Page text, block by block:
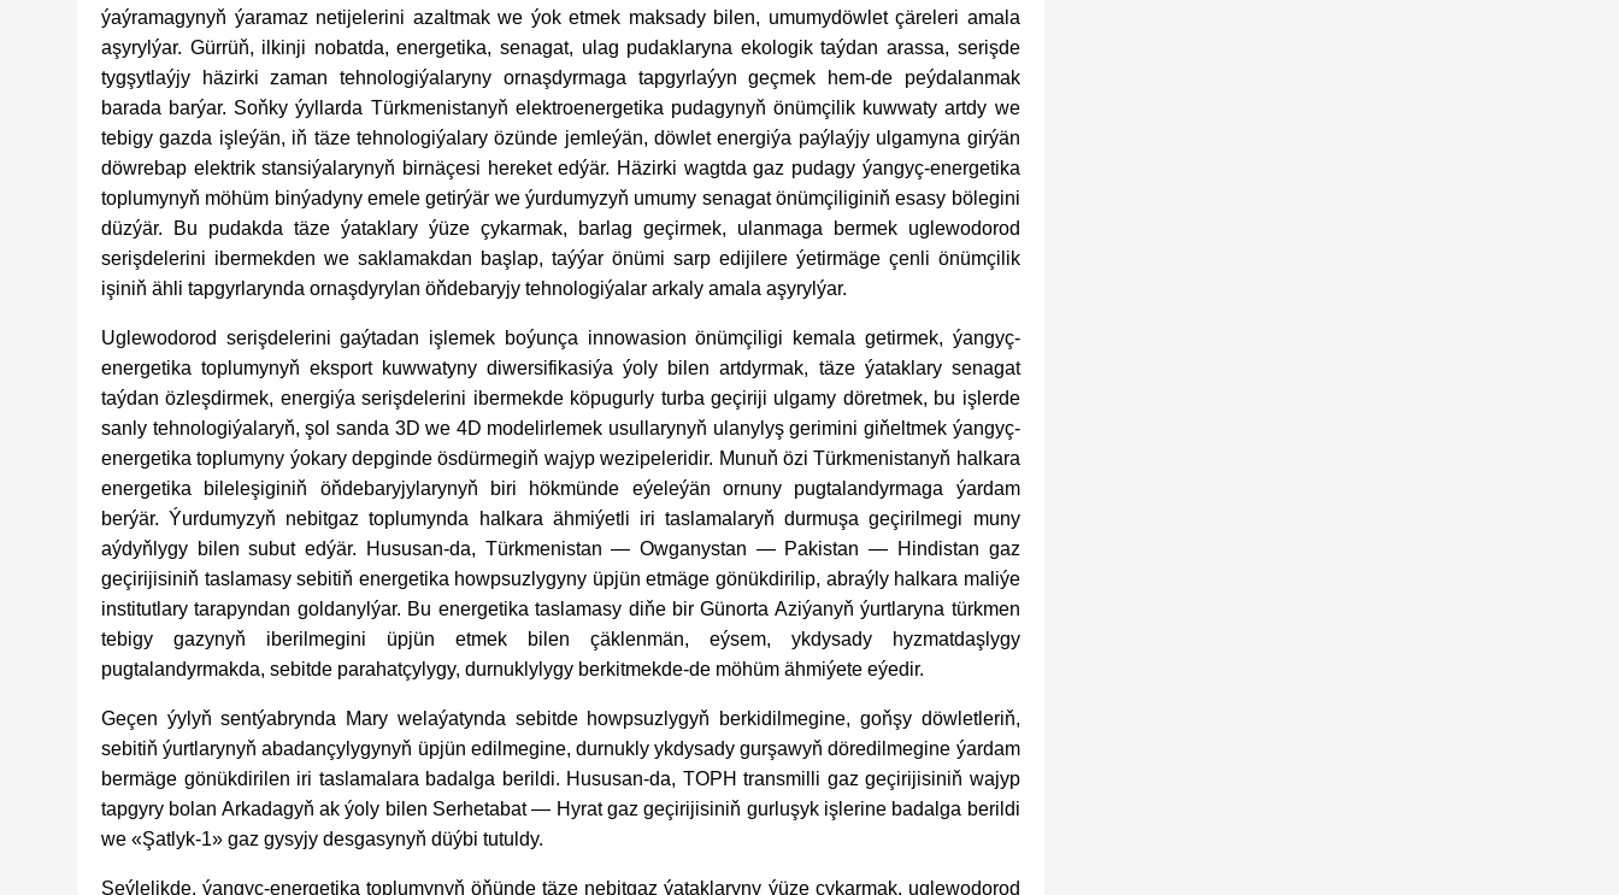
ýaýramagynyň ýaramaz netijelerini azaltmak we ýok etmek maksady bilen, umumydöwlet çäreleri amala
aşyrylýar. Gürrüň, ilkinji nobatda, energetika, senagat, ulag pudaklaryna ekologik taýdan arassa, serişde
tygşytlaýjy häzirki zaman tehnologiýalaryny ornaşdyrmaga tapgyrlaýyn geçmek hem-de peýdalanmak
barada barýar. Soňky ýyllarda Türkmenistanyň elektroenergetika pudagynyň önümçilik kuwwaty artdy we
tebigy gazda işleýän, iň täze tehnologiýalary özünde jemleýän, döwlet energiýa paýlaýjy ulgamyna girýän
döwrebap elektrik stansiýalarynyň birnäçesi hereket edýär. Häzirki wagtda gaz pudagy ýangyç-energetika
toplumynyň möhüm binýadyny emele getirýär we ýurdumyzyň umumy senagat önümçiliginiň esasy bölegini
düzýär. Bu pudakda täze ýataklary ýüze çykarmak, barlag geçirmek, ulanmaga bermek uglewodorod
serişdelerini ibermekden we saklamakdan başlap, taýýar önümi sarp edijilere ýetirmäge çenli önümçilik
işiniň ähli tapgyrlarynda ornaşdyrylan öňdebaryjy tehnologiýalar arkaly amala aşyrylýar.
Uglewodorod serişdelerini gaýtadan işlemek boýunça innowasion önümçiligi kemala getirmek, ýangyç-
energetika toplumynyň eksport kuwwatyny diwersifikasiýa ýoly bilen artdyrmak, täze ýataklary senagat
taýdan özleşdirmek, energiýa serişdelerini ibermekde köpugurly turba geçiriji ulgamy döretmek, bu işlerde
sanly tehnologiýalaryň, şol sanda 3D we 4D modelirlemek usullarynyň ulanylyş gerimini giňeltmek ýangyç-
energetika toplumyny ýokary depginde ösdürmegiň wajyp wezipeleridir. Munuň özi Türkmenistanyň halkara
energetika bileleşiginiň öňdebaryjylarynyň biri hökmünde eýeleýän ornuny pugtalandyrmaga ýardam
berýär. Ýurdumyzyň nebitgaz toplumynda halkara ähmiýetli iri taslamalaryň durmuşa geçirilmegi muny
aýdyňlygy bilen subut edýär. Hususan-da, Türkmenistan — Owganystan — Pakistan — Hindistan gaz
geçirijisiniň taslamasy sebitiň energetika howpsuzlygyny üpjün etmäge gönükdirilip, abraýly halkara maliýe
institutlary tarapyndan goldanylýar. Bu energetika taslamasy diňe bir Günorta Aziýanyň ýurtlaryna türkmen
tebigy gazynyň iberilmegini üpjün etmek bilen çäklenmän, eýsem, ykdysady hyzmatdaşlygy
pugtalandyrmakda, sebitde parahatçylygy, durnuklylygy berkitmekde-de möhüm ähmiýete eýedir.
Geçen ýylyň sentýabrynda Mary welaýatynda sebitde howpsuzlygyň berkidilmegine, goňşy döwletleriň,
sebitiň ýurtlarynyň abadançylygynyň üpjün edilmegine, durnukly ykdysady gurşawyň döredilmegine ýardam
bermäge gönükdirilen iri taslamalara badalga berildi. Hususan-da, TOPH transmilli gaz geçirijisiniň wajyp
tapgyry bolan Arkadagyň ak ýoly bilen Serhetabat — Hyrat gaz geçirijisiniň gurluşyk işlerine badalga berildi
we «Şatlyk-1» gaz gysyjy desgasynyň düýbi tutuldy.
Şeýlelikde, ýangyç-energetika toplumynyň öňünde täze nebitgaz ýataklaryny ýüze çykarmak, uglewodorod